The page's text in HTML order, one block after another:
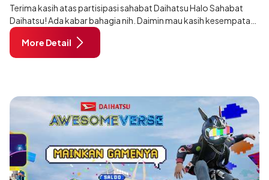
Terima kasih atas partisipasi sahabat Daihatsu Halo Sahabat
Daihatsu! Ada kabar bahagia nih. Daimin mau kasih kesempatan
buat kamu yang sedang ngembangin bisnis UMKM kamu dengan
ikutan "Daihatsu Sahab
More Detail